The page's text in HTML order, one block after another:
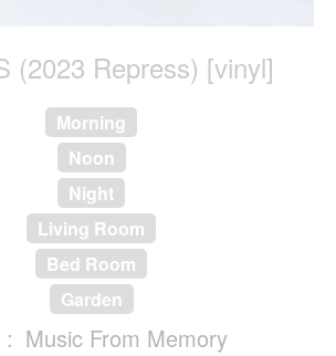
(2023 Repress) [vinyl]
Morning
Noon
Night
Living Room
Bed Room
Garden
Music From Memory